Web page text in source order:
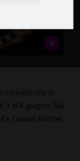
concerti che si
3 al 6 giugno. Nel
e Claudio Maffei.